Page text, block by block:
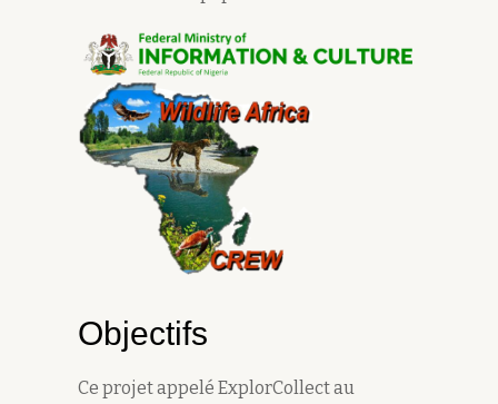
Objectifs
Ce projet appelé ExplorCollect au